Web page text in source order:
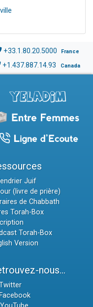
+33.1.80.20.5000 France
+1.437.887.14.93 Canada
Juif
(livre de prière)
de Chabbath
Torah-Box
Torah-Box
Version
nous...